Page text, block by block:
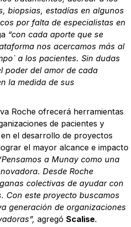
biopsias, estadías en algunos
por falta de especialistas en
“con cada aporte que se
nos acercamos más al
a los pacientes. Sin dudas
poder del amor de cada
la medida de sus
Roche ofrecerá herramientas
de pacientes y
el desarrollo de proyectos
el mayor alcance e impacto
a Munay como una
Desde Roche
colectivas de ayudar con
Con este proyecto buscamos
generación de organizaciones
agregó Scalise.